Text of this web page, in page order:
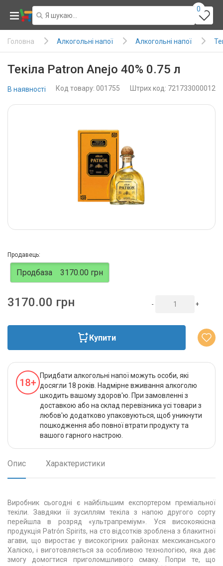
0
Головна Алкогольні напої Алкогольні напої
Текіла Patron Anejo 40% 0.75 л
В наявності Код товару: 001755 Штрих код: 721733000012
Продавець:
Продбаза 3170.00 грн
3170.00 грн - +
Купити
Придбати алкогольні напої можуть особи, які
досягли 18 років. Надмірне вживання алкоголю
шкодить вашому здоров'ю. При замовленні з
доставкою або на склад перевізника усі товари з
любов'ю додатково упаковуються, щоб уникнути
пошкодження або повної втрати продукту та
вашого гарного настрою.
Опис Характеристики
Виробник сьогодні є найбільшим експортером преміальної
текіли. Завдяки її зусиллям текіла з напою другого сорту
перейшла в розряд «ультрапреміум». Уся високоякісна
продукція Patrón Spirits, на сто відсотків зроблена з блакитної
агави, що виростає у високогірних районах мексиканського
Халіско, і виготовляється за особливою технологією, яка дає
змогу домогтися приголомшливого смаку. Попри те, що